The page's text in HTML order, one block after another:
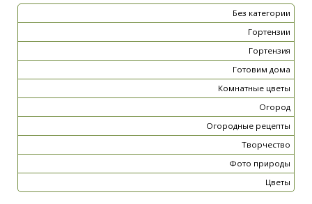
Без категории
Гортензии
Гортензия
Готовим дома
Комнатные цветы
Огород
Огородные рецепты
Творчество
Фото природы
Цветы